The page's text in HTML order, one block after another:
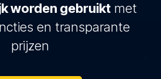
worden gebruikt met
en transparante
prijzen